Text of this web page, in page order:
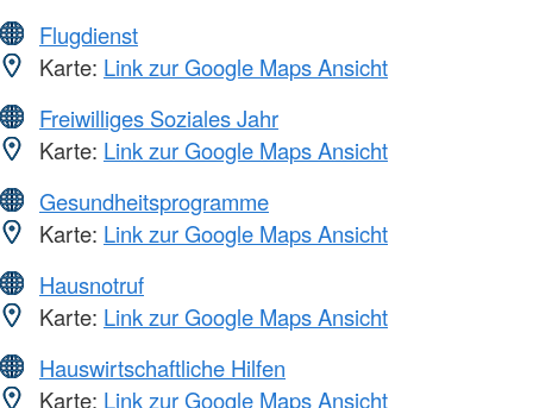
Flugdienst
Karte: Link zur Google Maps Ansicht
Freiwilliges Soziales Jahr
Karte: Link zur Google Maps Ansicht
Gesundheitsprogramme
Karte: Link zur Google Maps Ansicht
Hausnotruf
Karte: Link zur Google Maps Ansicht
Hauswirtschaftliche Hilfen
Karte: Link zur Google Maps Ansicht